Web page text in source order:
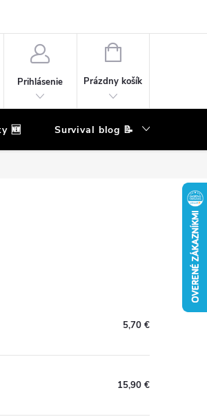
Prihlásenie
NÁKUPNÝ
Prázdny košík
🆕 Survival blog 📝
5,70 €
15,90 €